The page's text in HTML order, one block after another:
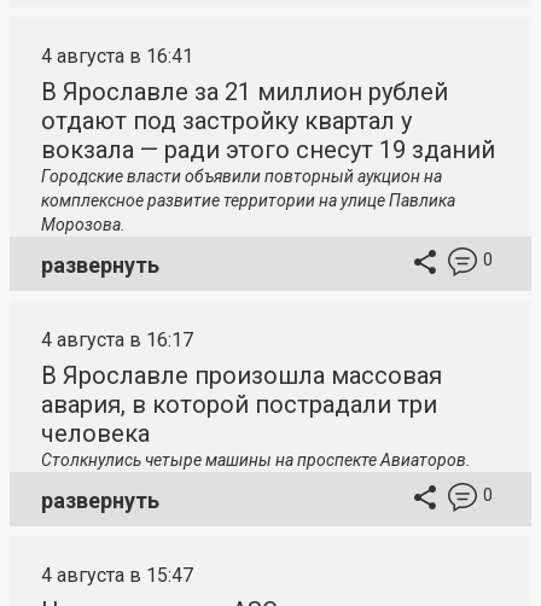
4 августа в 16:41
В Ярославле за 21 миллион рублей
отдают под застройку квартал у
вокзала — ради этого снесут 19 зданий
Городские власти объявили повторный аукцион на
комплексное развитие территории на улице Павлика
Морозова.
развернуть 0
4 августа в 16:17
В Ярославле произошла массовая
авария, в которой пострадали три
человека
Столкнулись четыре машины на проспекте Авиаторов.
развернуть 0
4 августа в 15:47